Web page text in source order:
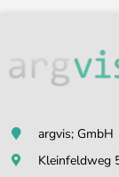
argvis; GmbH
Kleinfeldweg